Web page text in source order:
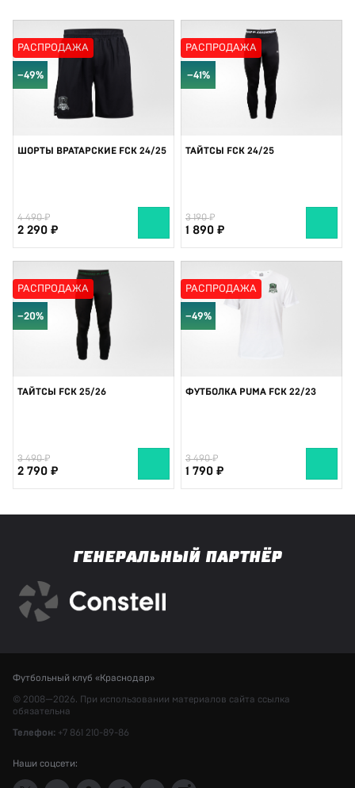
РАСПРОДАЖА
−49%
ШОРТЫ ВРАТАРСКИЕ FCK 24/25
4 490
2 290
РАСПРОДАЖА
−41%
ТАЙТСЫ FCK 24/25
3 190
1 890
РАСПРОДАЖА
−20%
ТАЙТСЫ FCK 25/26
3 490
2 790
РАСПРОДАЖА
−49%
ФУТБОЛКА PUMA FCK 22/23
3 490
1 790
ГЕНЕРАЛЬНЫЙ ПАРТНЁР
Футбольный клуб «Краснодар»
© 2008—2026. При использовании материалов сайта ссылка
обязательна
Телефон: +7 861 210-89-86
Наши соцсети: